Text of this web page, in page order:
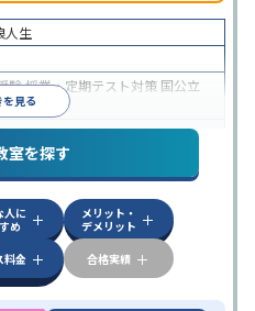
を見る
人生
験授業・定期テスト対策 国公立
定)対策
応授業の振替可能オンライン対
室を探す
人に
め
メリット・
デメリット
料金 合格実績